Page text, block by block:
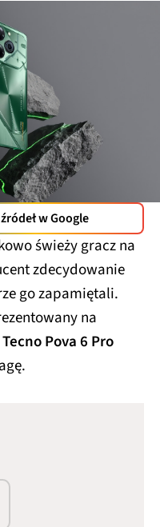
w Google
świeży gracz na
zdecydowanie
go zapamiętali.
na
Tecno Pova 6 Pro